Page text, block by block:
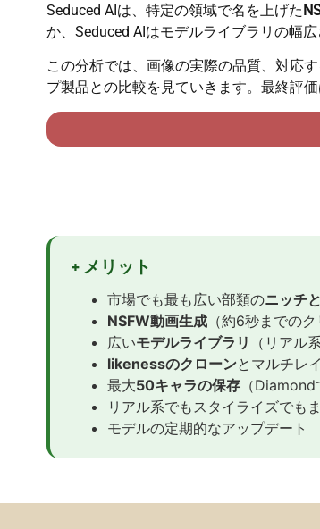
Seduced AIは、特定の領域で名を上げた
か、Seduced AIはモデルライブラリの幅
この分析では、画像の実際の品質、対応
プ製品との比較を見ていきます。最終評
+ メリット
市場でも最も広い部類のニッチ
NSFW動画生成 （約6秒までのク
広いモデルライブラリ
（リアル
likenessのクローンとマルチレ
最大50キャラの保存 （Diamond
リアル系でもスタイライズでも
モデルの定期的なアップデート